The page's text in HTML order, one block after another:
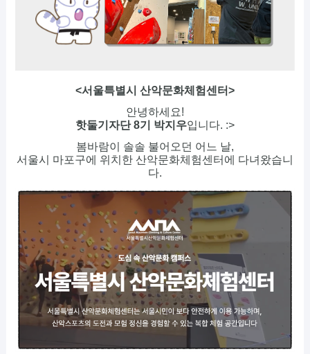
<서울특별시 산악문화체험센터>
안녕하세요!
핫둘기자단 8기 박지우입니다. :>
봄바람이 솔솔 불어오던 어느 날,
서울시 마포구에 위치한 산악문화체험센터에 다녀왔습니
다.